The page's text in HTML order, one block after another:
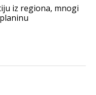
iz regiona, mnogi